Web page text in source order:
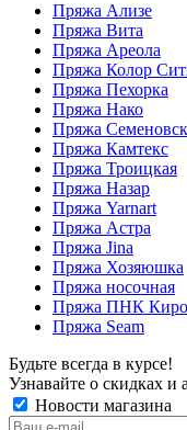
Пряжа Ализе
Пряжа Вита
Пряжа Ареола
Пряжа Колор
Пряжа Пехорка
Пряжа Нако
Пряжа
Пряжа Камтекс
Пряжа Троицкая
Пряжа Назар
Пряжа Yarnart
Пряжа Астра
Пряжа Jina
Пряжа Хозяюшка
Пряжа носочная
Пряжа ПНК
Пряжа Seam
Будьте всегда в курсе!
Узнавайте о скидках и
Новости магазина